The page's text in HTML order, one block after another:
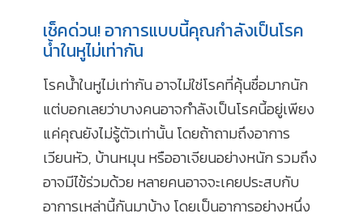
เช็คด่วน! อาการแบบนี้คุณกำลังเป็นโรค
น้ำในหูไม่เท่ากัน
โรคน้ำในหูไม่เท่ากัน อาจไม่ใช่โรคที่คุ้นชื่อมากนัก
แต่บอกเลยว่าบางคนอาจกำลังเป็นโรคนี้อยู่เพียง
แค่คุณยังไม่รู้ตัวเท่านั้น โดยถ้าถามถึงอาการ
เวียนหัว, บ้านหมุน หรืออาเจียนอย่างหนัก รวมถึง
อาจมีไข้ร่วมด้วย หลายคนอาจจะเคยประสบกับ
อาการเหล่านี้กันมาบ้าง โดยเป็นอาการอย่างหนึ่ง